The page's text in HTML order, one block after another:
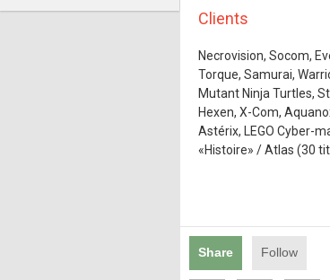
LinkedIn
Annonceurs
Clients
Necrovision, Socom,
Torque, Samurai,
Mutant Ninja Turtles,
Hexen, X-Com,
Astérix, LEGO Cyber-
«Histoire» / Atlas (30
Share Follow